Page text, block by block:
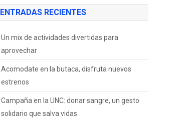
ENTRADAS RECIENTES
Un mix de actividades divertidas para
aprovechar
Acomodate en la butaca, disfruta nuevos
estrenos
Campaña en la UNC: donar sangre, un gesto
solidario que salva vidas